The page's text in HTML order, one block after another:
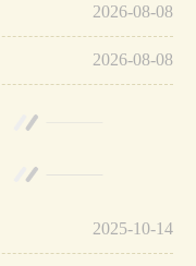
2026-08-08
2026-08-08
2025-10-14